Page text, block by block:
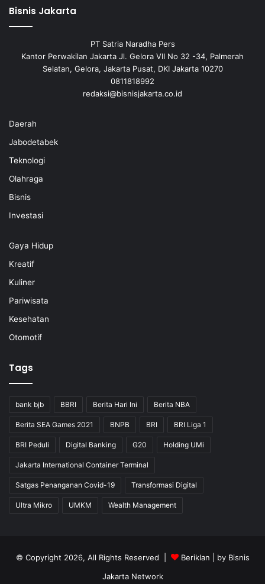
Bisnis Jakarta
PT Satria Naradha Pers
Kantor Perwakilan Jakarta Jl. Gelora VII No 32 -34, Palmerah
Selatan, Gelora, Jakarta Pusat, DKI Jakarta 10270
0811818992
redaksi@bisnisjakarta.co.id
Daerah
Jabodetabek
Teknologi
Olahraga
Bisnis
Investasi
Gaya Hidup
Kreatif
Kuliner
Pariwisata
Kesehatan
Otomotif
Tags
bank bjb BBRI Berita Hari Ini Berita NBA
Berita SEA Games 2021 BNPB BRI BRI Liga 1
BRI Peduli Digital Banking G20 Holding UMi
Jakarta International Container Terminal
Satgas Penanganan Covid-19 Transformasi Digital
Ultra Mikro UMKM Wealth Management
© Copyright 2026, All Rights Reserved | Beriklan | by Bisnis
Jakarta Network